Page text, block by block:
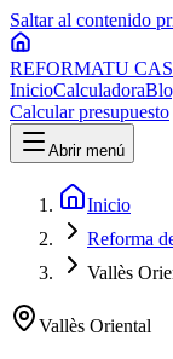
Saltar al contenido
REFORMATU
InicioCalculadora
Calcular presupuesto
Abrir menú
Inicio
Reforma
Vallès
Vallès Oriental